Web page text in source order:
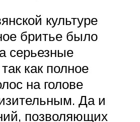
культуре
бритье было
серьезные
как полное
на голове
Да и
позволяющих